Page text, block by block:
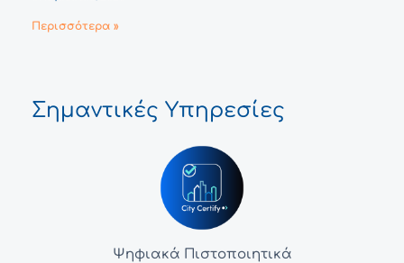
Περισσότερα »
Σημαντικές Υπηρεσίες
Ψηφιακά Πιστοποιητικά